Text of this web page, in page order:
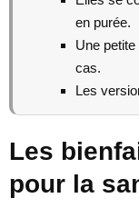
en purée.
Une
cas.
Les
Les
pour la